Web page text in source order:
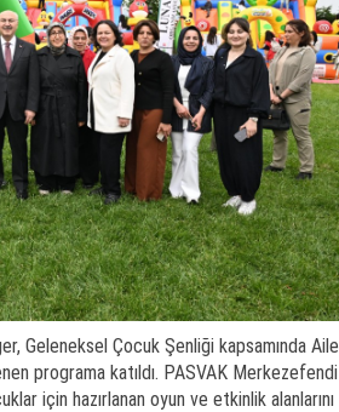
Geleneksel Çocuk Şenliği kapsamında Aile
programa katıldı. PASVAK Merkezefendi
için hazırlanan oyun ve etkinlik alanlarını